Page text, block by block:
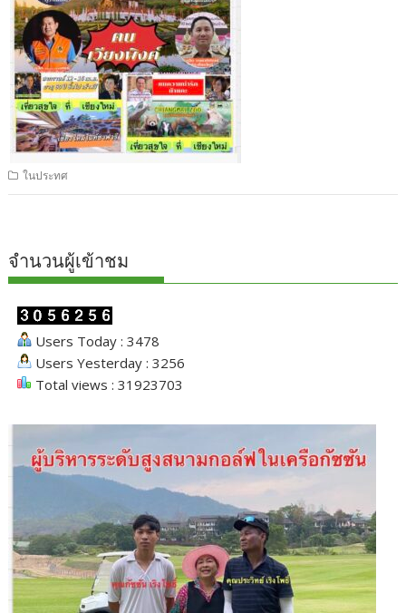
ในประทศ
จำนวนผู้เข้าชม
Users Today : 3478
Users Yesterday : 3256
Total views : 31923703